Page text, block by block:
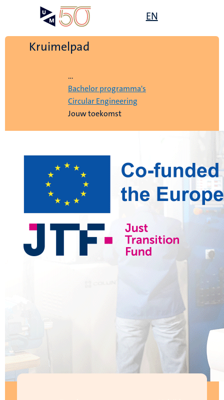
EN
the
Kruimelpad
...
Bachelor programma's
Circular Engineering
Jouw toekomst